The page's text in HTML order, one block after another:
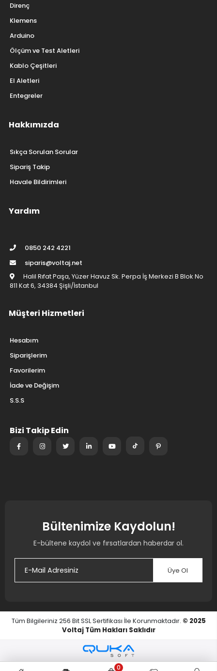
Direnç
Klemens
Arduino
Ölçüm ve Test Aletleri
Kablo Çeşitleri
El Aletleri
Entegreler
Hakkımızda
Sıkça Sorulan Sorular
Sipariş Takip
Havale Bildirimleri
Yardım
0850 242 4221
siparis@voltaj.net
Halil Rıfat Paşa, Yüzer Havuz Sk. Perpa İş Merkezi B Blok No
811 Kat 6, 34384 Şişli/İstanbul
Müşteri Hizmetleri
Hesabım
Siparişlerim
Favorilerim
İade ve Değişim
S.S.S
Bizi Takip Edin
Bültenimize Kaydolun!
E-bültene kaydol ve fırsatlardan haberdar ol.
Üye Ol
Tüm Bilgileriniz 256 Bit SSL Sertifikası İle Korunmaktadır. © 2025
Voltaj Tüm Hakları Saklıdır
0